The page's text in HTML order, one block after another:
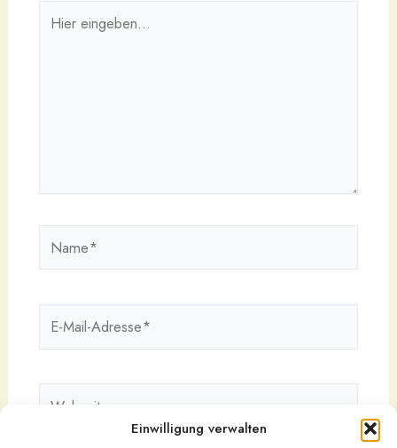
Einwilligung verwalten
eingeben…
Mail-
Adresse*